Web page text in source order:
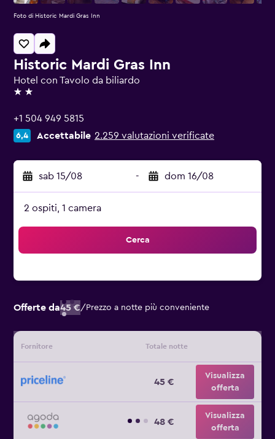
Historic Mardi Gras Inn
Hotel con Tavolo da biliardo
2 stelle
+1 504 949 5815
6,4 Accettabile 2.259 valutazioni verificate
sab 15/08 - dom 16/08
2 ospiti, 1 camera
Cerca
Offerte da45 €/ Prezzo a notte più conveniente
Fornitore Totale notte
45 €
Visualizza
offerta
48 €
Visualizza
offerta
Foto di Historic Mardi Gras Inn